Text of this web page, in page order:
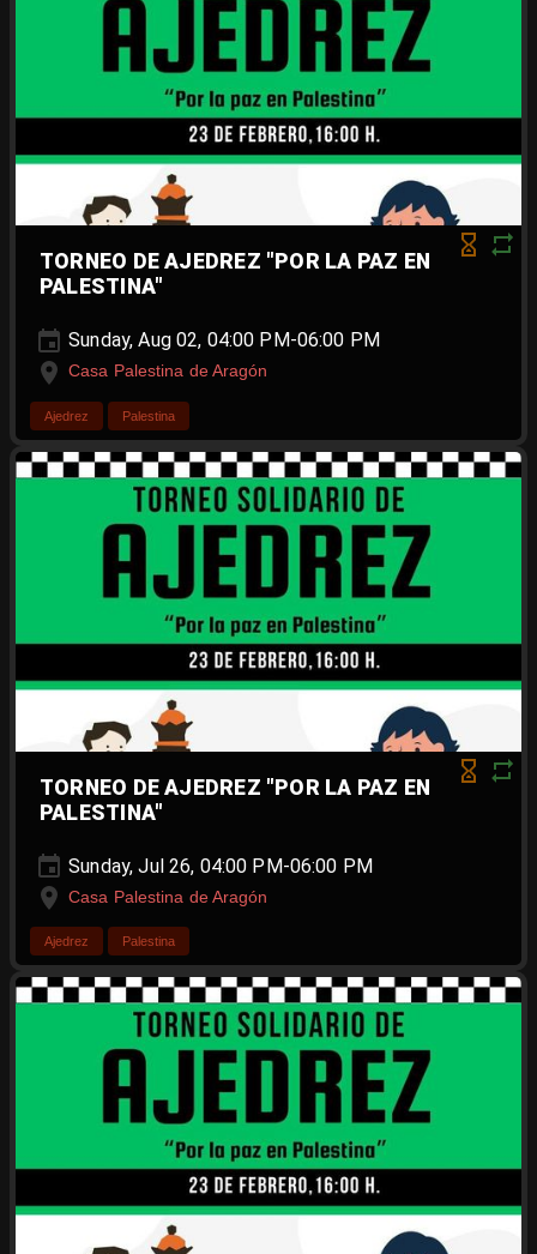
TORNEO DE AJEDREZ "POR LA PAZ EN
PALESTINA"
Sunday, Aug 02, 04:00 PM-06:00 PM
Casa Palestina de Aragón
Ajedrez Palestina
TORNEO DE AJEDREZ "POR LA PAZ EN
PALESTINA"
Sunday, Jul 26, 04:00 PM-06:00 PM
Casa Palestina de Aragón
Ajedrez Palestina